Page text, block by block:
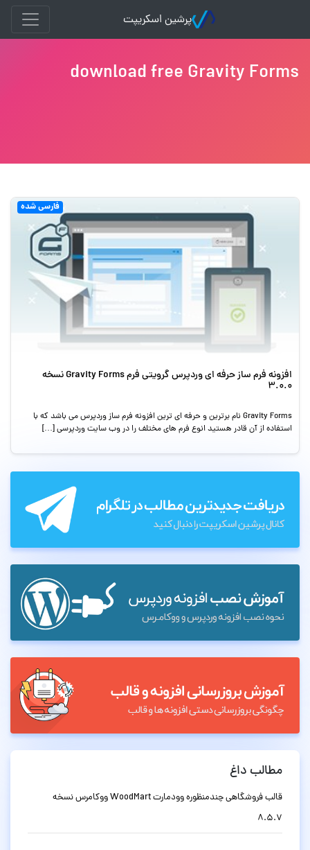
پرشین اسکریپت
download free Gravity Forms
فارسی شده
افزونه فرم ساز حرفه ای وردپرس گرویتی فرم Gravity Forms نسخه
3.0.0
Gravity Forms نام برترین و حرفه ای ترین افزونه فرم ساز وردپرس می باشد که با
استفاده از آن قادر هستید انوع فرم های مختلف را در وب سایت وردپرسی […]
مطالب داغ
قالب فروشگاهی چندمنظوره وودمارت WoodMart ووکامرس نسخه
8.5.7